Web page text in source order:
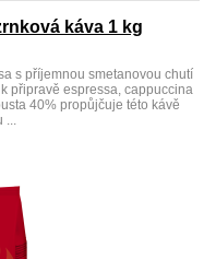
káva 1 kg
s příjemnou smetanovou chutí
připravě espressa, cappuccina
40% propůjčuje této kávě
...